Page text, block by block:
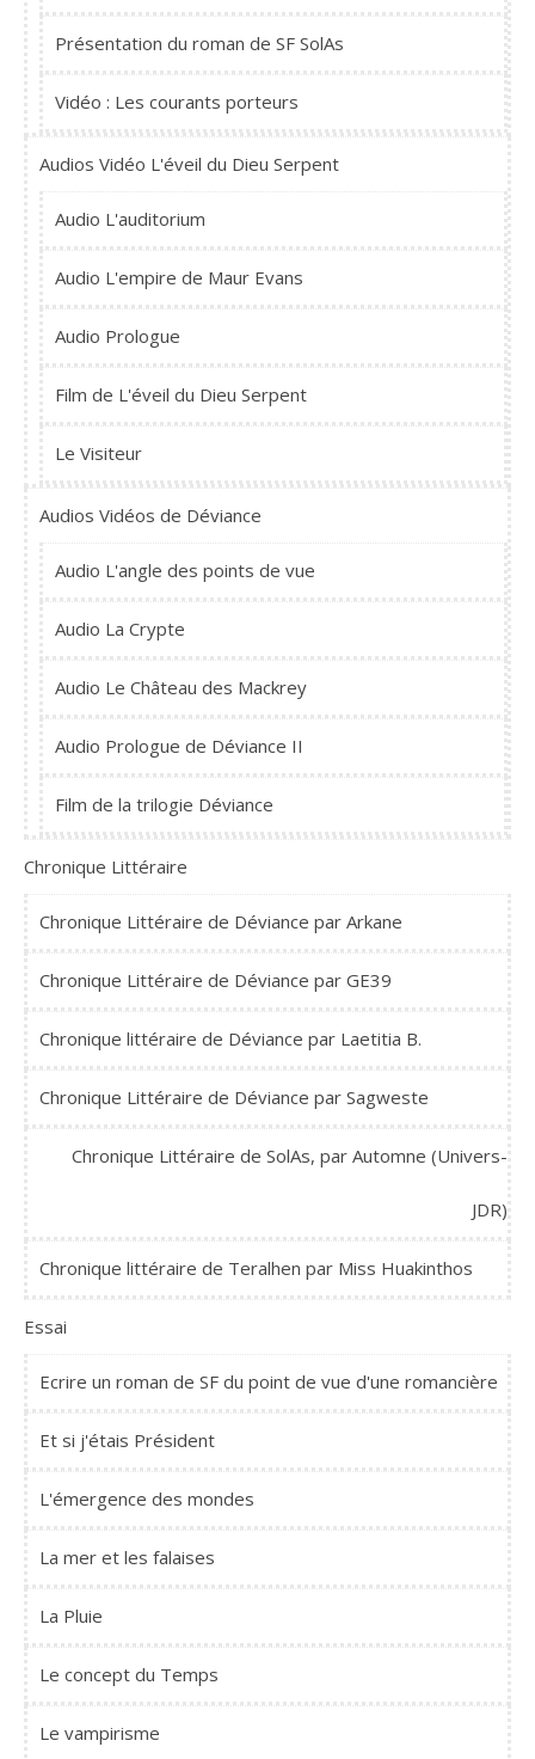
Présentation du roman de SF SolAs
Vidéo : Les courants porteurs
Audios Vidéo L'éveil du Dieu Serpent
Audio L'auditorium
Audio L'empire de Maur Evans
Audio Prologue
Film de L'éveil du Dieu Serpent
Le Visiteur
Audios Vidéos de Déviance
Audio L'angle des points de vue
Audio La Crypte
Audio Le Château des Mackrey
Audio Prologue de Déviance II
Film de la trilogie Déviance
Chronique Littéraire
Chronique Littéraire de Déviance par Arkane
Chronique Littéraire de Déviance par GE39
Chronique littéraire de Déviance par Laetitia B.
Chronique Littéraire de Déviance par Sagweste
Chronique Littéraire de SolAs, par Automne (Univers-
JDR)
Chronique littéraire de Teralhen par Miss Huakinthos
Essai
Ecrire un roman de SF du point de vue d'une romancière
Et si j'étais Président
L'émergence des mondes
La mer et les falaises
La Pluie
Le concept du Temps
Le vampirisme